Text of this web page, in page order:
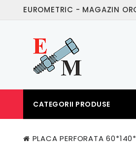
EUROMETRIC - MAGAZIN
CATEGORII PRODUSE
PLACA PERFORATA